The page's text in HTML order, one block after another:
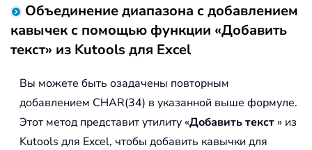
Объединение диапазона с добавлением
кавычек с помощью функции «Добавить
текст» из Kutools для Excel
Вы можете быть озадачены повторным
добавлением CHAR(34) в указанной выше формуле.
Этот метод представит утилиту «Добавить текст » из
Kutools для Excel, чтобы добавить кавычки для